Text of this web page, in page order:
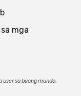
mga
sa buong mundo.